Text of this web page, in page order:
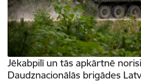
Jēkabpilī un tās apkārtnē
Daudznacionālās brigādes